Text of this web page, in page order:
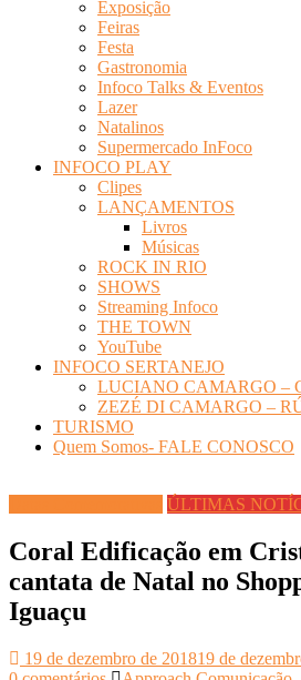
Exposição
Feiras
Festa
Gastronomia
Infoco Talks & Eventos
Lazer
Natalinos
Supermercado InFoco
INFOCO PLAY
Clipes
LANÇAMENTOS
Livros
Músicas
ROCK IN RIO
SHOWS
Streaming Infoco
THE TOWN
YouTube
INFOCO SERTANEJO
LUCIANO CAMARGO –
ZEZÉ DI CAMARGO –
TURISMO
Quem Somos- FALE CONOSCO
ÚLTIMAS
Coral Edificação em
cantata de Natal no
Iguaçu
19 de dezembro de 201819 de